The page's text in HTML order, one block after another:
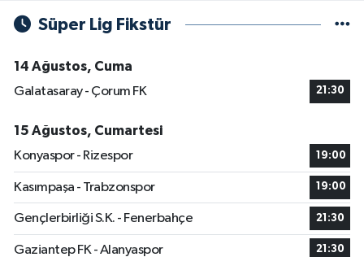
Süper Lig Fikstür
14 Ağustos, Cuma
Galatasaray - Çorum FK
21:30
15 Ağustos, Cumartesi
Konyaspor - Rizespor
19:00
Kasımpaşa - Trabzonspor 19:00
Gençlerbirliği S.K. - Fenerbahçe 21:30
Gaziantep FK - Alanyaspor 21:30